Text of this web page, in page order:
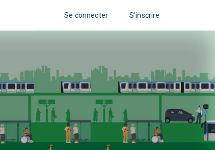
Se connecter S'inscrire